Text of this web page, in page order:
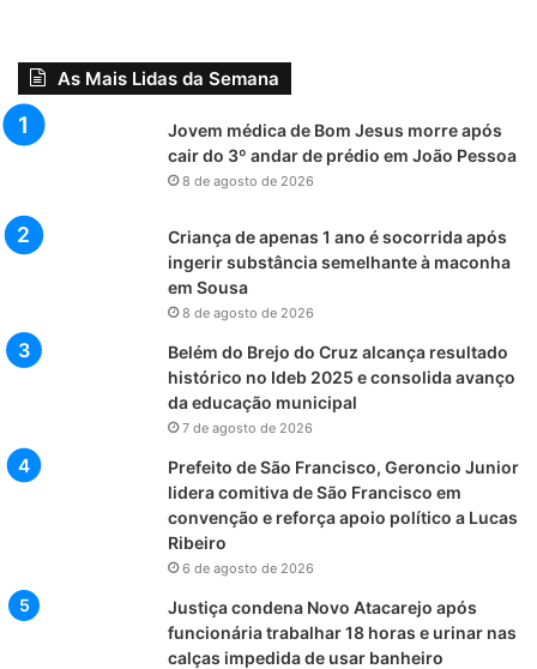
As Mais Lidas da Semana
Jovem médica de Bom Jesus morre após
cair do 3º andar de prédio em João Pessoa
8 de agosto de 2026
Criança de apenas 1 ano é socorrida após
ingerir substância semelhante à maconha
em Sousa
8 de agosto de 2026
Belém do Brejo do Cruz alcança resultado
histórico no Ideb 2025 e consolida avanço
da educação municipal
7 de agosto de 2026
Prefeito de São Francisco, Geroncio Junior
lidera comitiva de São Francisco em
convenção e reforça apoio político a Lucas
Ribeiro
6 de agosto de 2026
Justiça condena Novo Atacarejo após
funcionária trabalhar 18 horas e urinar nas
calças impedida de usar banheiro